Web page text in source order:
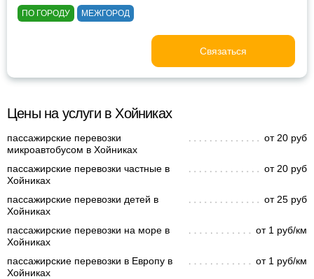
ПО ГОРОДУ МЕЖГОРОД
Связаться
Цены на услуги в Хойниках
пассажирские перевозки
микроавтобусом в Хойниках
от 20 руб
пассажирские перевозки частные в
Хойниках
от 20 руб
пассажирские перевозки детей в
Хойниках
от 25 руб
пассажирские перевозки на море в
Хойниках
от 1 руб/км
пассажирские перевозки в Европу в
Хойниках
от 1 руб/км